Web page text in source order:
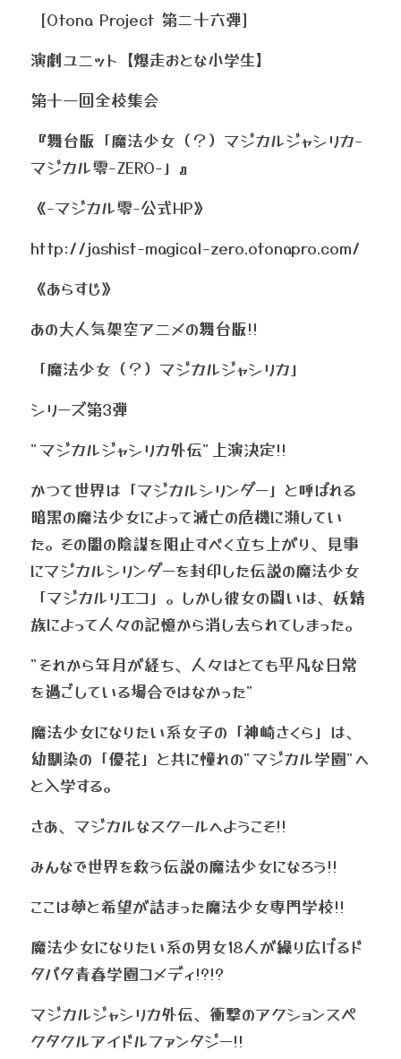
［Otona Project 第二十六弾］
演劇ユニット【爆走おとな小学生】
第十一回全校集会
『舞台版「魔法少女（？）マジカルジャシリカ-
マジカル零-ZERO-」』
《-マジカル零-公式HP》
http://jashist-magical-zero.otonapro.com/
《あらすじ》
あの大人気架空アニメの舞台版!!
「魔法少女（？）マジカルジャシリカ」
シリーズ第3弾
"マジカルジャシリカ外伝"上演決定!!
かつて世界は「マジカルシリンダー」と呼ばれる
暗黒の魔法少女によって滅亡の危機に瀕してい
た。その闇の陰謀を阻止すべく立ち上がり、見事
にマジカルシリンダーを封印した伝説の魔法少女
「マジカルリエコ」。しかし彼女の闘いは、妖精
族によって人々の記憶から消し去られてしまった。
"それから年月が経ち、人々はとても平凡な日常
を過ごしている場合ではなかった"
魔法少女になりたい系女子の「神崎さくら」は、
幼馴染の「優花」と共に憧れの"マジカル学園"へ
と入学する。
さあ、マジカルなスクールへようこそ!!
みんなで世界を救う伝説の魔法少女になろう!!
ここは夢と希望が詰まった魔法少女専門学校!!
魔法少女になりたい系の男女18人が繰り広げるド
タバタ青春学園コメディ!?!?
マジカルジャシリカ外伝、衝撃のアクションスペ
クタクルアイドルファンタジー!!